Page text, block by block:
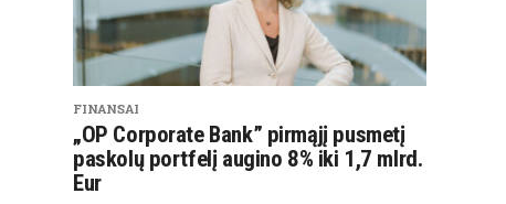
FINANSAI
„OP Corporate Bank” pirmąjį pusmetį
paskolų portfelį augino 8% iki 1,7 mlrd.
Eur